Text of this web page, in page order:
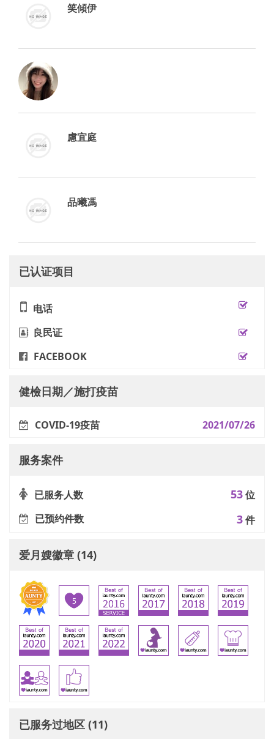
笑傾伊
慮宜庭
品曦馮
已认证项目
电话
良民证
FACEBOOK
健檢日期／施打疫苗
COVID-19疫苗 2021/07/26
服务案件
已服务人数 53位
已预约件数
3件
爱月嫂徽章 (14)
已服务过地区 (11)